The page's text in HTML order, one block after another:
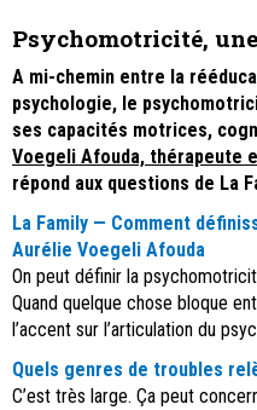
Psychomotricité,
A mi-chemin entre la
psychologie, le
ses capacités motrices,
Voegeli Afouda, thérapeute
répond aux questions de La
La Family — Comment
Aurélie Voegeli Afouda
On peut définir la
Quand quelque chose bloque
l’accent sur l’articulation du
Quels genres de troubles
C’est très large. Ça peut